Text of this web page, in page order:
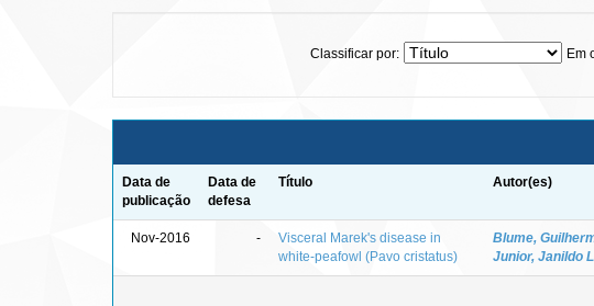
Classificar por: Em
Data de
publicação
Data de
defesa
Título Autor(es)
Nov-2016 -
Visceral Marek's disease in
white-peafowl (Pavo cristatus)
Blume,
Junior, Janildo